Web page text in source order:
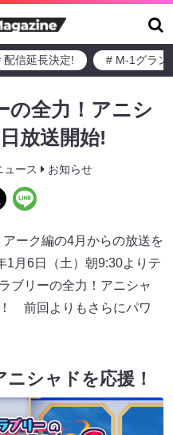
配信延長決定! # M-1グラン
の全力！アニシ
放送開始!
ュース お知らせ
ーク編の4月からの放送を
1月6日（土）朝9:30よりテ
ブリーの全力！アニシャ
前回よりもさらにパワ
シャドを応援！